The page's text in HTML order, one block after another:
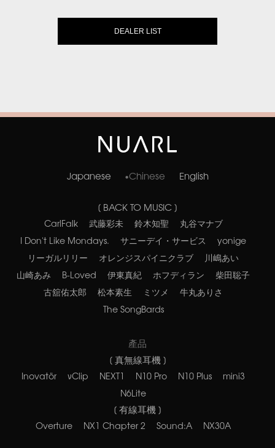
DEALER LIST
Japanese Chinese English
[ BACK TO MUSIC ]
CarlFalk 武藤彩未 鈴木知聖
丸谷マナブ
I Don't Like Mondays.
サニーデイ・サービス
yonige
リーガルリリー
オレンジスパイニクラブ
川嶋あい
山崎あみ
B-Loved 伊東真紀 ホフディラン
柴田聡子
古舘佑太郎
松本素生 ミツメ
牛丸ありさ
The SongBards
產品
[ 真無線耳機 ]
Inovatör νClip NEXT1 N10 Pro N10 Plus
mini3
N6Lite
[ 有線耳機 ]
Overture NX1 Chapter 2 Sound:A NX30A